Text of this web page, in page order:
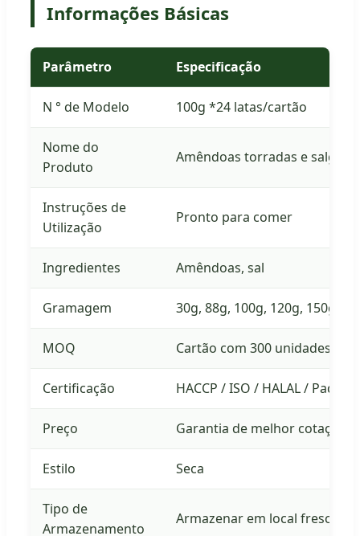
Informações Básicas
Parâmetro Especificação
N ° de Modelo 100g *24 latas/cartão
Nome do
Produto
Amêndoas torradas e
Instruções de
Utilização
Pronto para comer
Ingredientes Amêndoas, sal
Gramagem 30g, 88g, 100g, 120g, 150g,
MOQ Cartão com 300 unidades
Certificação HACCP / ISO / HALAL /
Preço Garantia de melhor cotação
Estilo Seca
Tipo de
Armazenamento
Armazenar em local fresco e